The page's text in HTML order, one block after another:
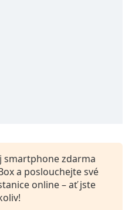
smartphone zdarma
a poslouchejte své
online – ať jste